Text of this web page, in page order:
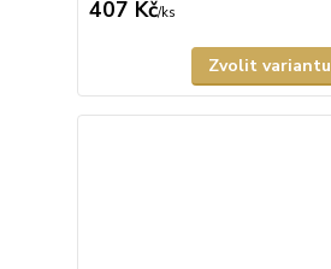
407 Kč/ks
Zvolit variantu